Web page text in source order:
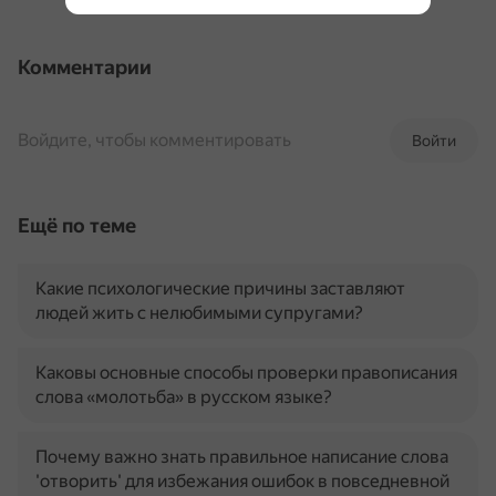
Комментарии
Войти
Войдите, чтобы комментировать
Ещё по теме
Какие психологические причины заставляют
людей жить с нелюбимыми супругами?
Каковы основные способы проверки правописания
слова «молотьба» в русском языке?
Почему важно знать правильное написание слова
'отворить' для избежания ошибок в повседневной